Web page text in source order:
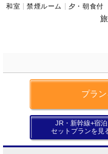
和室 禁煙ルーム 夕・朝食付
プラ
JR・新幹線+宿泊
セットプランを見